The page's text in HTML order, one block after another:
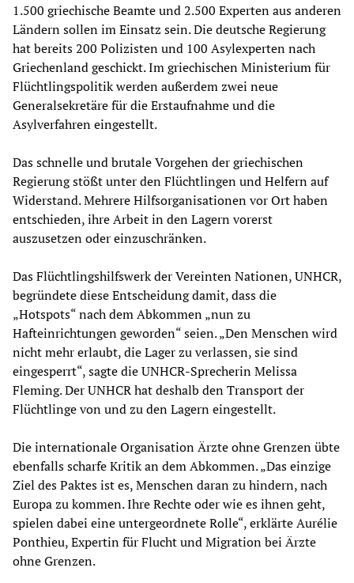
1.500 griechische Beamte und 2.500 Experten aus anderen
Ländern sollen im Einsatz sein. Die deutsche Regierung
hat bereits 200 Polizisten und 100 Asylexperten nach
Griechenland geschickt. Im griechischen Ministerium für
Flüchtlingspolitik werden außerdem zwei neue
Generalsekretäre für die Erstaufnahme und die
Asylverfahren eingestellt.
Das schnelle und brutale Vorgehen der griechischen
Regierung stößt unter den Flüchtlingen und Helfern auf
Widerstand. Mehrere Hilfsorganisationen vor Ort haben
entschieden, ihre Arbeit in den Lagern vorerst
auszusetzen oder einzuschränken.
Das Flüchtlingshilfswerk der Vereinten Nationen, UNHCR,
begründete diese Entscheidung damit, dass die
„Hotspots“ nach dem Abkommen „nun zu
Hafteinrichtungen geworden“ seien. „Den Menschen wird
nicht mehr erlaubt, die Lager zu verlassen, sie sind
eingesperrt“, sagte die UNHCR-Sprecherin Melissa
Fleming. Der UNHCR hat deshalb den Transport der
Flüchtlinge von und zu den Lagern eingestellt.
Die internationale Organisation Ärzte ohne Grenzen übte
ebenfalls scharfe Kritik an dem Abkommen. „Das einzige
Ziel des Paktes ist es, Menschen daran zu hindern, nach
Europa zu kommen. Ihre Rechte oder wie es ihnen geht,
spielen dabei eine untergeordnete Rolle“, erklärte Aurélie
Ponthieu, Expertin für Flucht und Migration bei Ärzte
ohne Grenzen.